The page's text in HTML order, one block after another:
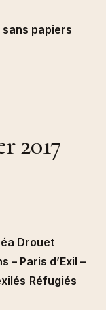
papiers
2017
Drouet
– Paris d’Exil –
Réfugiés